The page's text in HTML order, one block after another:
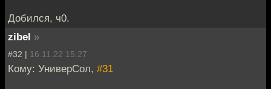
Добился, ч0.
zibel »
#32 | 16.11.22 15:27
Кому: УниверСол, #31